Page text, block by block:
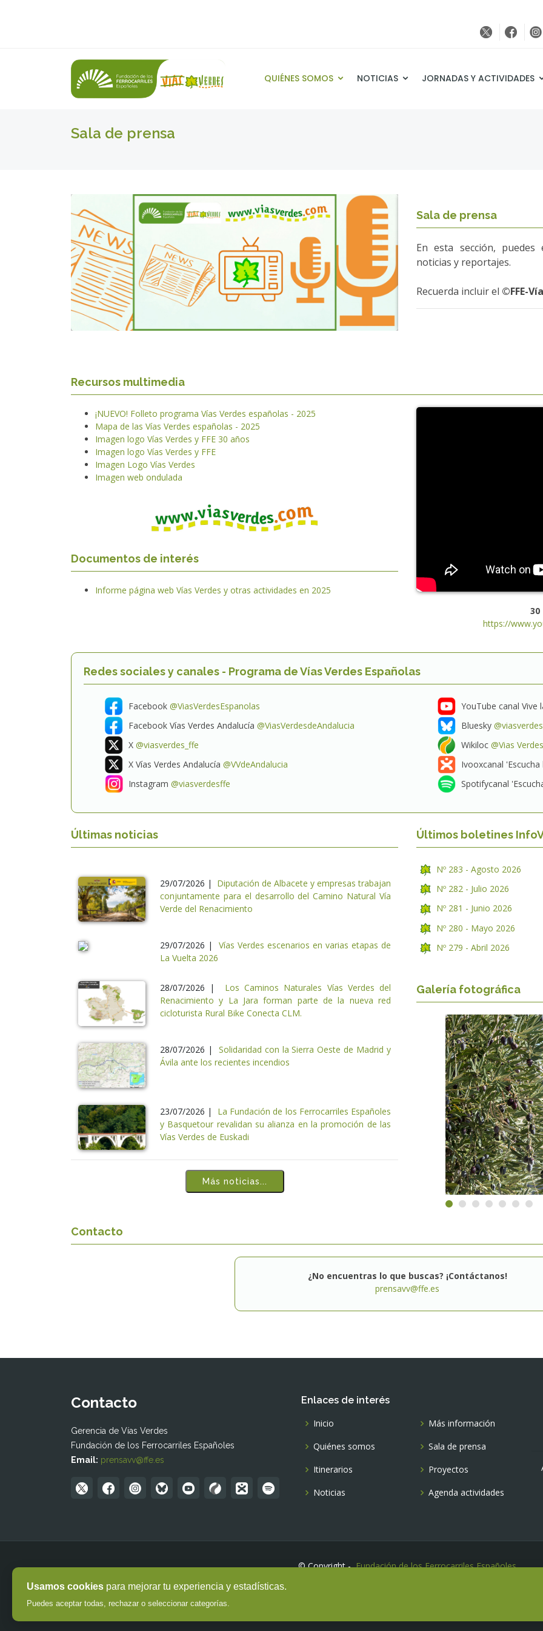
Usamos cookies para mejorar tu experiencia y estadísticas.
Puedes aceptar todas, rechazar o seleccionar categorías.
QUIÉNES SOMOS NOTICIAS JORNADAS Y ACTIVIDADES
Sala de prensa
Sala de prensa
En esta sección,
noticias y reportajes.
Recuerda incluir el ©FFE-
Recursos multimedia
¡NUEVO! Folleto programa Vías Verdes españolas - 2025
Mapa de las Vías Verdes españolas - 2025
Imagen logo Vías Verdes y FFE 30 años
Imagen logo Vías Verdes y FFE
Imagen Logo Vías Verdes
Imagen web ondulada
Documentos de interés
Informe página web Vías Verdes y otras actividades en 2025
30
https://
Redes sociales y canales - Programa de Vías Verdes Españolas
Facebook @ViasVerdesEspanolas
Facebook Vías Verdes Andalucía @ViasVerdesdeAndalucia
X @viasverdes_ffe
X Vías Verdes Andalucía @VVdeAndalucia
Instagram @viasverdesffe
YouTube canal Vive
Bluesky
Wikiloc @Vias
Ivooxcanal
Spotifycanal
Últimas noticias
29/07/2026 | Diputación de Albacete y empresas trabajan
conjuntamente para el desarrollo del Camino Natural Vía
Verde del Renacimiento
29/07/2026 | Vías Verdes escenarios en varias etapas de
La Vuelta 2026
28/07/2026 | Los Caminos Naturales Vías Verdes del
Renacimiento y La Jara forman parte de la nueva red
cicloturista Rural Bike Conecta CLM.
28/07/2026 | Solidaridad con la Sierra Oeste de Madrid y
Ávila ante los recientes incendios
23/07/2026 | La Fundación de los Ferrocarriles Españoles
y Basquetour revalidan su alianza en la promoción de las
Vías Verdes de Euskadi
Más noticias...
Últimos boletines
Nº 283 - Agosto 2026
Nº 282 - Julio 2026
Nº 281 - Junio 2026
Nº 280 - Mayo 2026
Nº 279 - Abril 2026
Galería fotográfica
Contacto
¿No encuentras lo que buscas? ¡Contáctanos!
prensavv@ffe.es
Contacto
Gerencia de Vías Verdes
Fundación de los Ferrocarriles Españoles
Email: prensavv@ffe.es
Enlaces de interés
Inicio
Quiénes somos
Itinerarios
Noticias
Más información
Sala de prensa
Proyectos
Agenda actividades
© Copyright - Fundación de los Ferrocarriles Españoles